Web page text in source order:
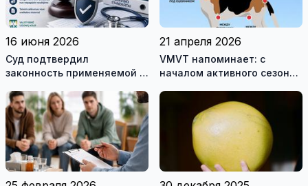
16 июня 2026
Cуд подтвердил
законность применяемой в
системы классификации
болезней и нарушений
здоровья
21 апреля 2026
VMVT напоминает: с
началом активного сезона
защите животных